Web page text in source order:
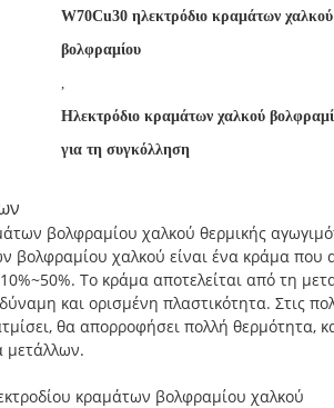
W70Cu30 ηλεκτρόδιο κραμάτων χαλκού
βολφραμίου
,
Ηλεκτρόδιο κραμάτων χαλκού
για τη συγκόλληση
βολφραμίου χαλκού θερμικής
βολφραμίου χαλκού είναι ένα κράμα που
Το κράμα αποτελείται από τη
και ορισμένη πλαστικότητα. Στις
θα απορροφήσει πολλή θερμότητα,
μετάλλων.
κραμάτων βολφραμίου χαλκού